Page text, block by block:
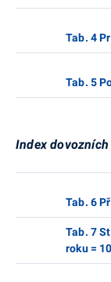
Tab. 4
Tab. 5
Index
Tab. 6
Tab. 7
roku =